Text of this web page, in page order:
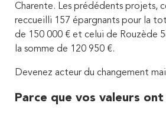
Charente. Les prédédents projets,
reccueilli 157 épargnants pour la
de 150 000 € et celui de Rouzède
la somme de 120 950 €.
Devenez acteur du changement
Parce que vos valeurs